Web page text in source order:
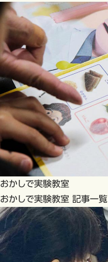
おかしで実験教室
おかしで実験教室 記事一覧